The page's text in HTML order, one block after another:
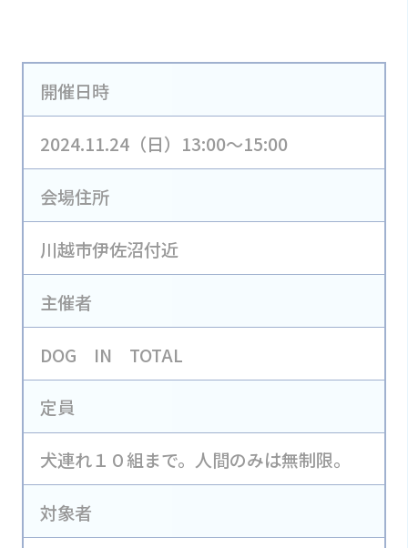
開催日時
2024.11.24（日）13:00～15:00
会場住所
川越市伊佐沼付近
主催者
DOG IN TOTAL
定員
犬連れ１０組まで。人間のみは無制限。
対象者